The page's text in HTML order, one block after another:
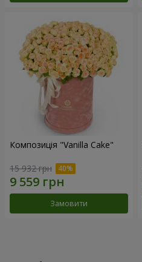
Композиція "Vanilla Cake"
15 932 грн
Замовити